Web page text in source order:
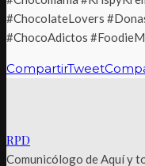
#ChocolateLovers
#ChocoAdictos
CompartirTweet
RPD
Comunicólogo de Aquí y